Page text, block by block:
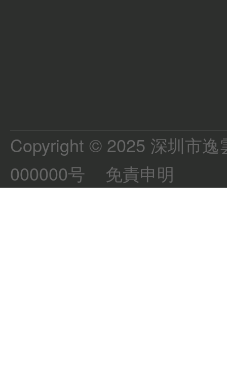
Copyright © 2025 深圳市
000000号
免責申明